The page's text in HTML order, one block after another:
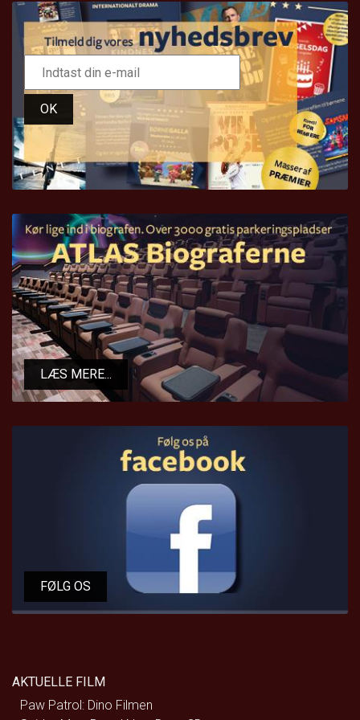
LÆS MERE
OK
LÆS MERE...
FØLG OS
AKTUELLE FILM
Paw Patrol: Dino Filmen